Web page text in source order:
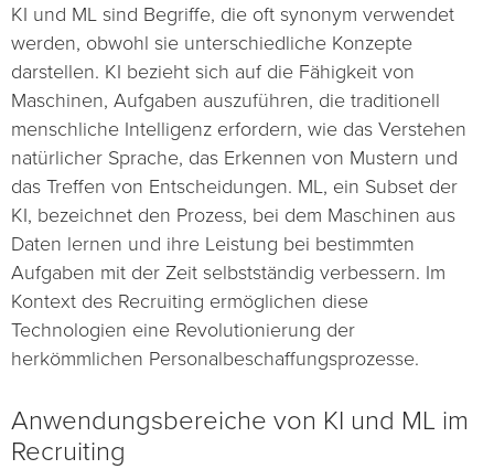
KI und ML sind Begriffe, die oft synonym verwendet
werden, obwohl sie unterschiedliche Konzepte
darstellen. KI bezieht sich auf die Fähigkeit von
Maschinen, Aufgaben auszuführen, die traditionell
menschliche Intelligenz erfordern, wie das Verstehen
natürlicher Sprache, das Erkennen von Mustern und
das Treffen von Entscheidungen. ML, ein Subset der
KI, bezeichnet den Prozess, bei dem Maschinen aus
Daten lernen und ihre Leistung bei bestimmten
Aufgaben mit der Zeit selbstständig verbessern. Im
Kontext des Recruiting ermöglichen diese
Technologien eine Revolutionierung der
herkömmlichen Personalbeschaffungsprozesse.
Anwendungsbereiche von KI und ML im
Recruiting